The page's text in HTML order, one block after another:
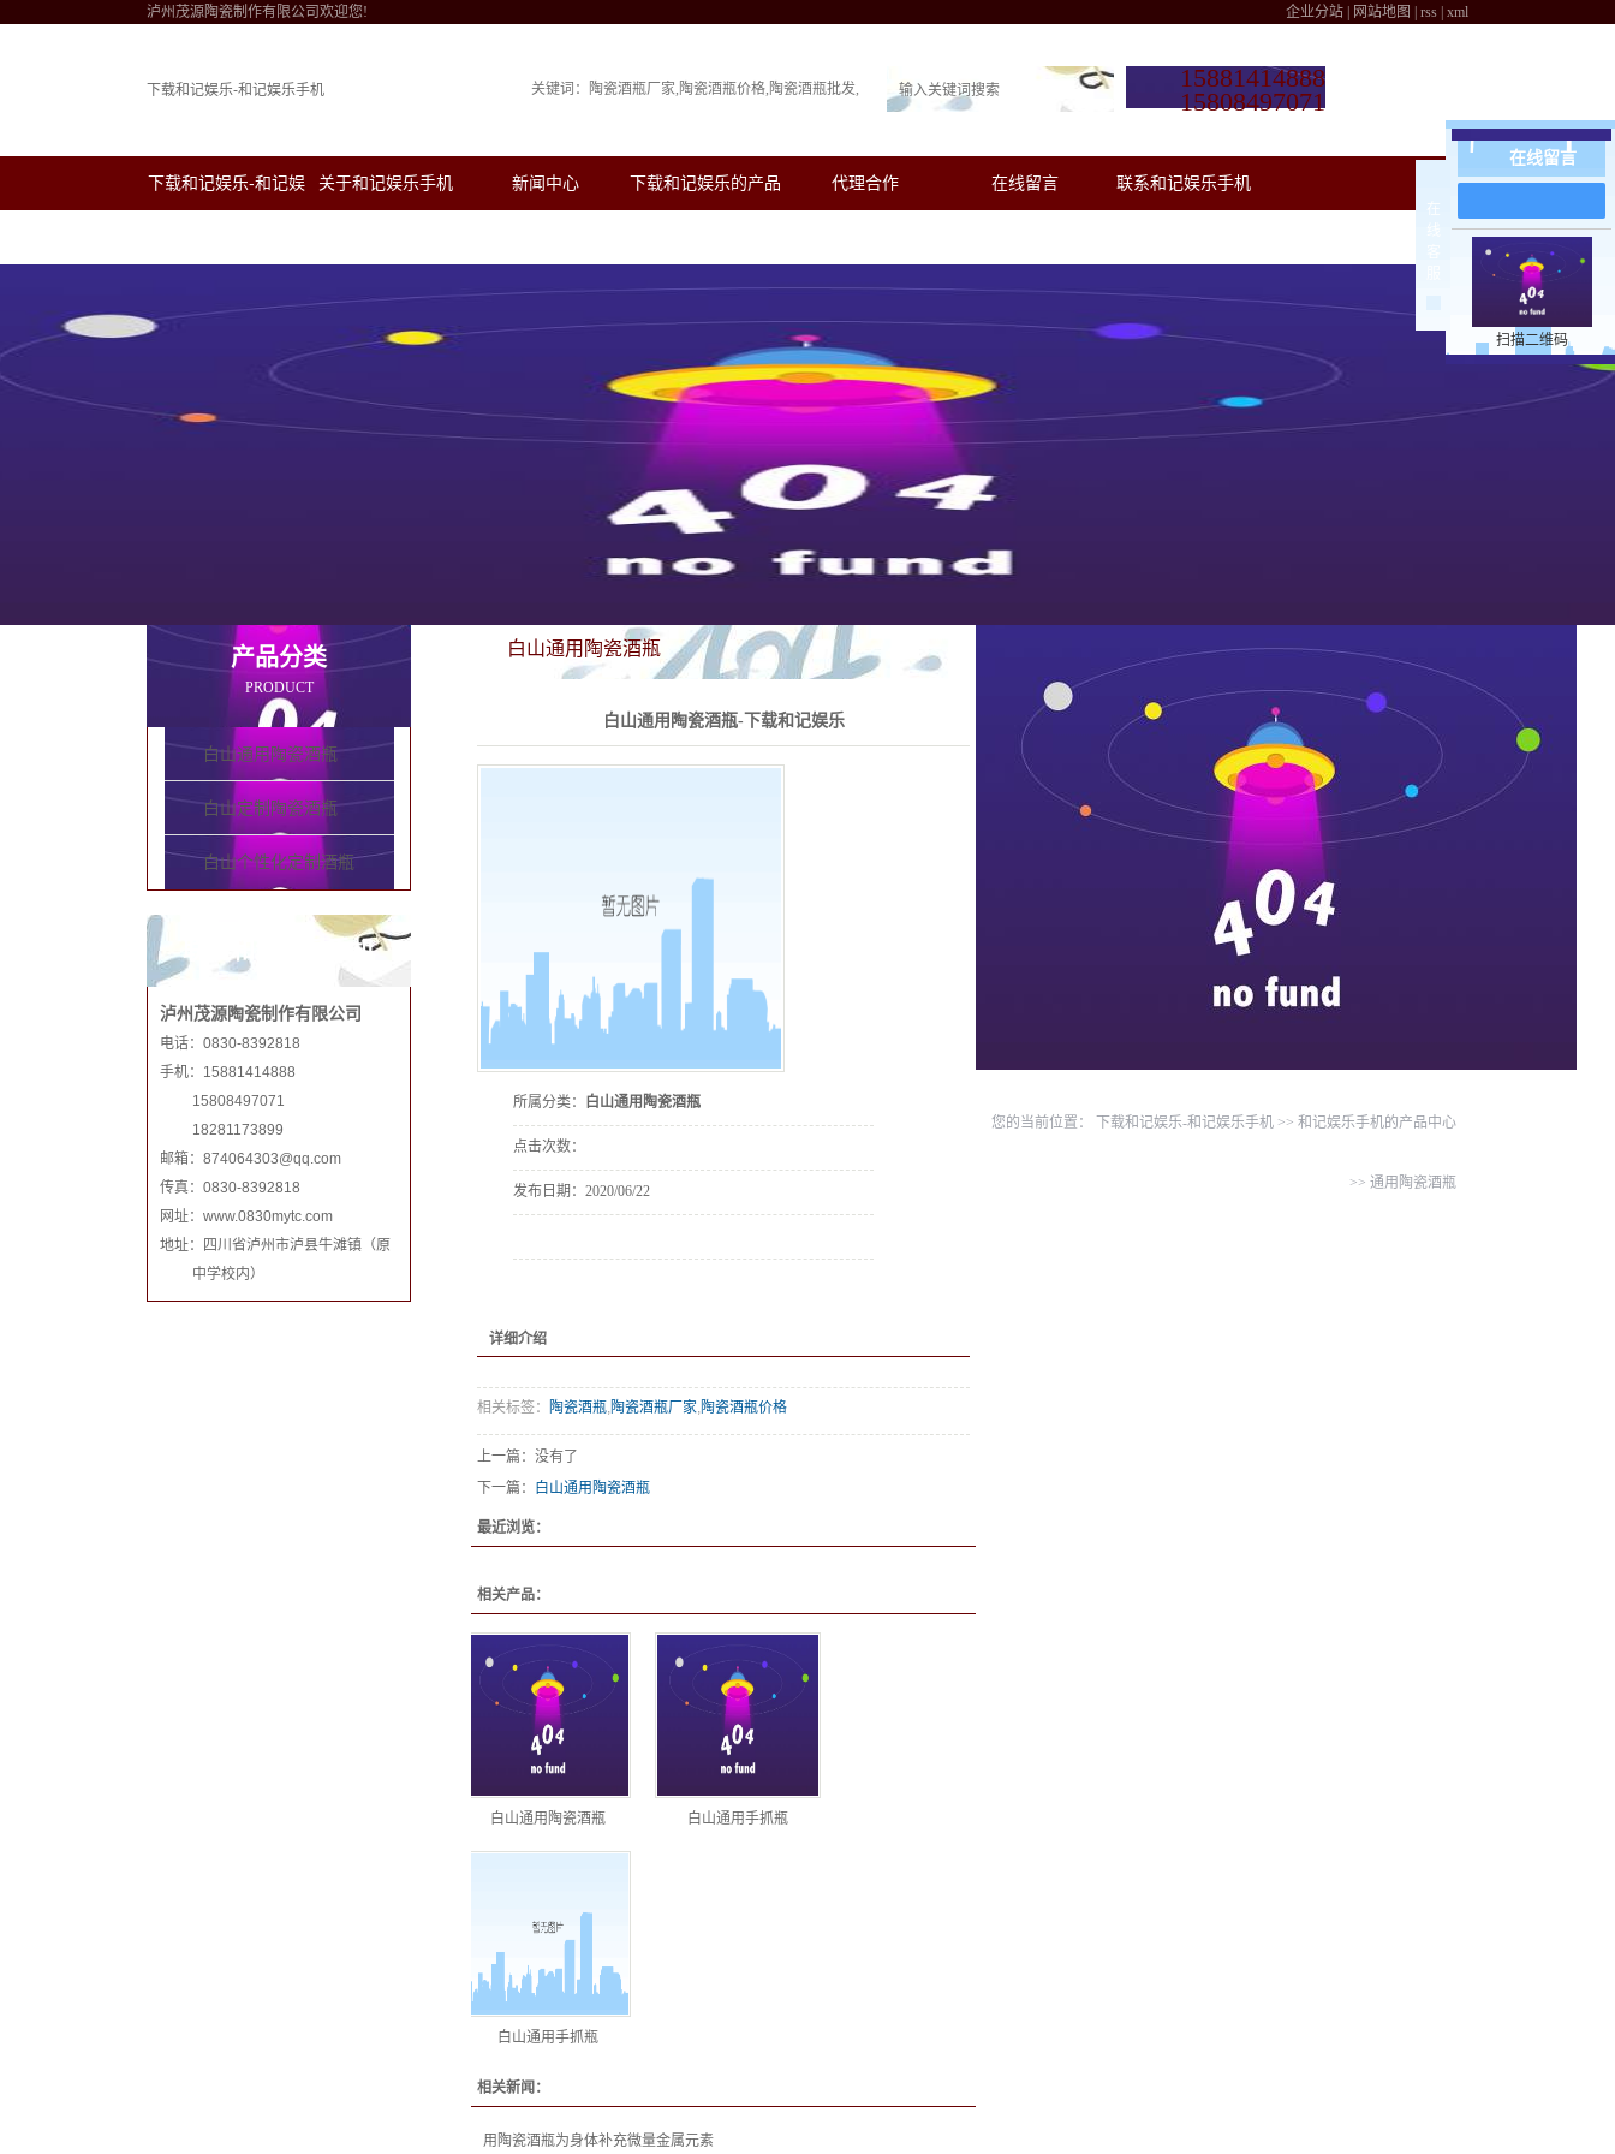
泸州茂源陶瓷制作有限公司欢迎您! 企业分站 网站地图 rss xml
下载和记娱乐-和记娱乐手机 关键词： 陶瓷酒瓶厂家 陶瓷酒瓶价格 陶瓷酒瓶批发
15881414888
15808497071
下载和记娱乐-和记娱 关于和记娱乐手机 新闻中心 下载和记娱乐的产品 代理合作 在线留言 联系和记娱乐手机
产品分类
PRODUCT
白山通用陶瓷酒瓶
白山定制陶瓷酒瓶
白山个性化定制酒瓶
联系和记娱乐手机
泸州茂源陶瓷制作有限公司
电话：0830-8392818
手机：15881414888
15808497071
18281173899
邮箱： 874064303@qq.com
传真：0830-8392818
网址：www.0830mytc.com
地址：四川省泸州市泸县牛滩镇（原
中学校内）
白山通用陶瓷酒瓶
您的当前位置： 下载和记娱乐-和记娱乐手机 >> 和记娱乐手机的产品中心
>> 通用陶瓷酒瓶
白山通用陶瓷酒瓶-下载和记娱乐
所属分类： 白山通用陶瓷酒瓶
点击次数：
发布日期： 2020/06/22
详细介绍
相关标签： 陶瓷酒瓶,陶瓷酒瓶厂家,陶瓷酒瓶价格
上一篇：没有了
下一篇：
白山通用陶瓷酒瓶
最近浏览：
相关产品：
白山通用陶瓷酒瓶 白山通用手抓瓶
白山通用手抓瓶
相关新闻：
用陶瓷酒瓶为身体补充微量金属元素
在
在线留言
扫描二维码